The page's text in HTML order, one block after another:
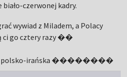
czerwonej kadry.
wywiad z Miladem, a Polacy
ci go cztery razy ��
polsko-irańska ��������